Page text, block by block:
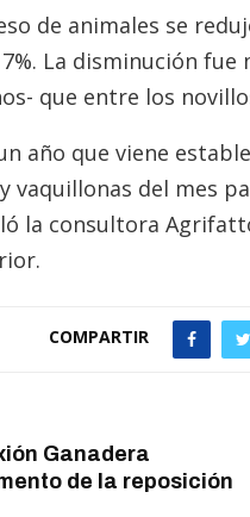
de animales se
La disminución
que entre los
año que viene
y vaquillonas del mes
la consultora
COMPARTIR
Ganadera
de la reposición